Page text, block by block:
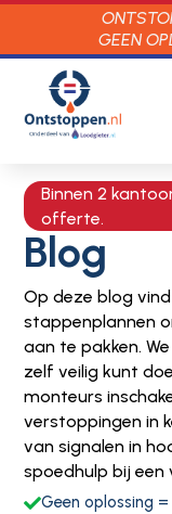
GEEN
Binnen 2
offerte.
Blog
Op deze blog
stappenplannen
aan te pakken.
zelf veilig kunt
monteurs
verstoppingen in
van signalen in
spoedhulp bij
Geen oplossing